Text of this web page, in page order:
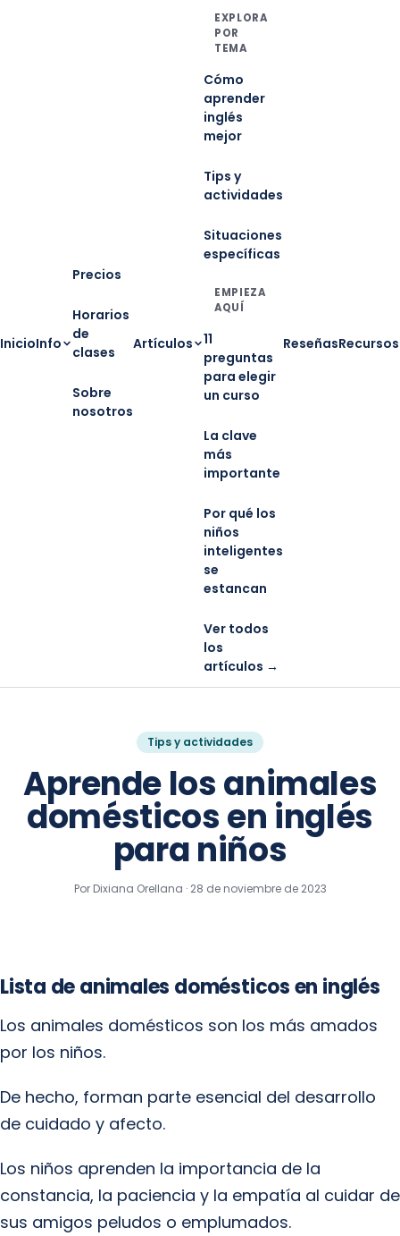
InicioInfo
Precios
Horarios
de
clases
Sobre
nosotros
Artículos
EXPLORA
POR
TEMA
Cómo
aprender
inglés
mejor
Tips y
actividades
Situaciones
específicas
EMPIEZA
AQUÍ
11
preguntas
para elegir
un curso
La clave
más
importante
Por qué los
niños
inteligentes
se
estancan
Ver todos
los
artículos →
ReseñasRecursos
Tips y actividades
Aprende los animales
domésticos en inglés
para niños
Por Dixiana Orellana · 28 de noviembre de 2023
Lista de animales domésticos en inglés
Los animales domésticos son los más amados
por los niños.
De hecho, forman parte esencial del desarrollo
de cuidado y afecto.
Los niños aprenden la importancia de la
constancia, la paciencia y la empatía al cuidar de
sus amigos peludos o emplumados.